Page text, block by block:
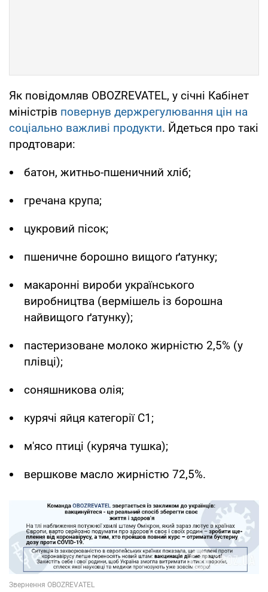
Як повідомляв OBOZREVATEL, у січні Кабінет
міністрів повернув держрегулювання цін на
соціально важливі продукти. Йдеться про такі
продтовари:
батон, житньо-пшеничний хліб;
гречана крупа;
цукровий пісок;
пшеничне борошно вищого ґатунку;
макаронні вироби українського
виробництва (вермішель із борошна
найвищого ґатунку);
пастеризоване молоко жирністю 2,5% (у
плівці);
соняшникова олія;
курячі яйця категорії С1;
м'ясо птиці (куряча тушка);
вершкове масло жирністю 72,5%.